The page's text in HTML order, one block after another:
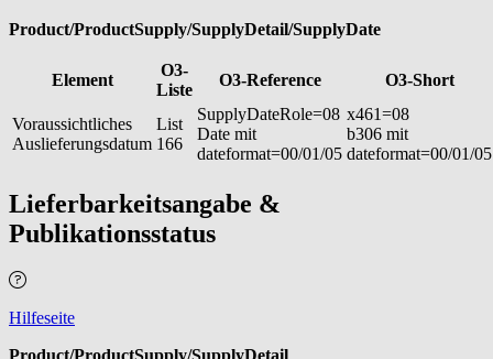
Product/ProductSupply/SupplyDetail/SupplyDate
Element
O3-
Liste
O3-Reference O3-Short
Voraussichtliches
Auslieferungsdatum
List
166
SupplyDateRole=08
Date mit
dateformat=00/01/05
x461=08
b306 mit
dateformat=00/01/05
Lieferbarkeitsangabe &
Publikationsstatus
Hilfeseite